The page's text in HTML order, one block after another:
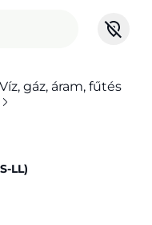
Víz, gáz, áram, fűtés
LL)